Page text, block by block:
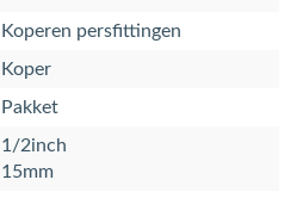
Koperen persfittingen
Koper
Pakket
1/2inch
15mm